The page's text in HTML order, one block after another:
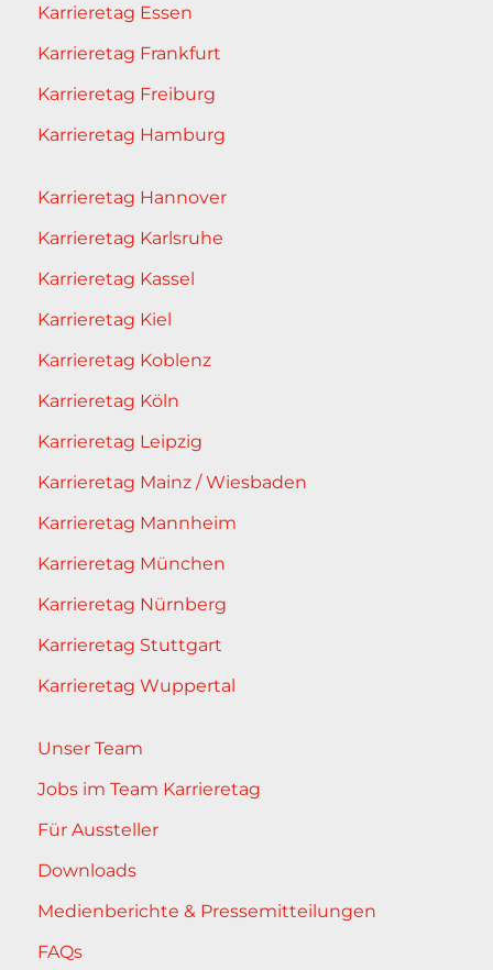
Karrieretag Essen
Karrieretag Frankfurt
Karrieretag Freiburg
Karrieretag Hamburg
Karrieretag Hannover
Karrieretag Karlsruhe
Karrieretag Kassel
Karrieretag Kiel
Karrieretag Koblenz
Karrieretag Köln
Karrieretag Leipzig
Karrieretag Mainz / Wiesbaden
Karrieretag Mannheim
Karrieretag München
Karrieretag Nürnberg
Karrieretag Stuttgart
Karrieretag Wuppertal
Unser Team
Jobs im Team Karrieretag
Für Aussteller
Downloads
Medienberichte & Pressemitteilungen
FAQs